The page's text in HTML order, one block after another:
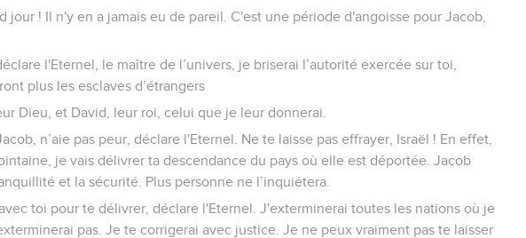
jour ! Il n'y en a jamais eu de pareil. C'est une période d'angoisse pour Jacob,
l'Eternel, le maître de l’univers, je briserai l’autorité exercée sur toi,
plus les esclaves d’étrangers
Dieu, et David, leur roi, celui que je leur donnerai.
n’aie pas peur, déclare l'Eternel. Ne te laisse pas effrayer, Israël ! En effet,
je vais délivrer ta descendance du pays où elle est déportée. Jacob
et la sécurité. Plus personne ne l’inquiétera.
toi pour te délivrer, déclare l'Eternel. J'exterminerai toutes les nations où je
pas. Je te corrigerai avec justice. Je ne peux vraiment pas te laisser